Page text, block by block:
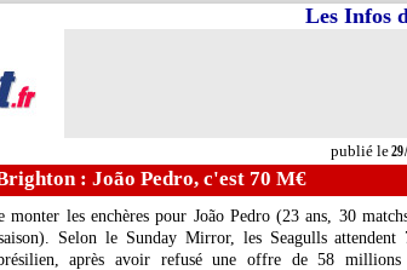
publié le
Les Infos
: João Pedro, c'est 70 M€
les enchères pour João Pedro(23 ans, 30
Selon le Sunday Mirror, les Seagulls
après avoir refusé une offre de 58 millions